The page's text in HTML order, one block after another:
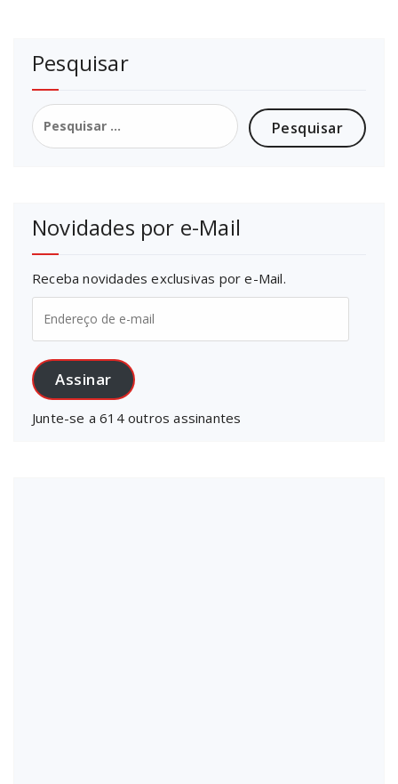
Pesquisar
Pesquisar
por:
Novidades por e-Mail
Receba novidades exclusivas por e-Mail.
de
e-
mail
Assinar
Junte-se a 614 outros assinantes